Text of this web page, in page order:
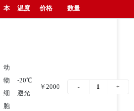
本
温度
价格 数量
动
物
细
胞
-20℃
避光
￥2000